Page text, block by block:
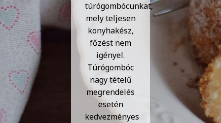
túrógombócunkat,
mely teljesen
konyhakész,
főzést nem
igényel.
Túrógombóc
nagy tételű
megrendelés
esetén
kedvezményes